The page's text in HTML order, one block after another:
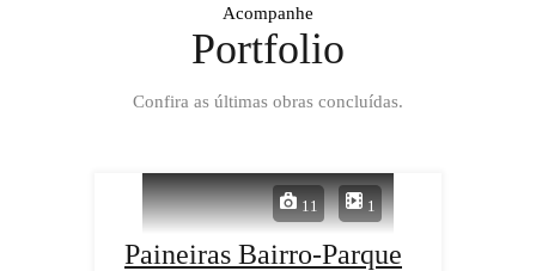
Acompanhe
Portfolio
Confira as últimas obras concluídas.
11 1
Paineiras Bairro-Parque